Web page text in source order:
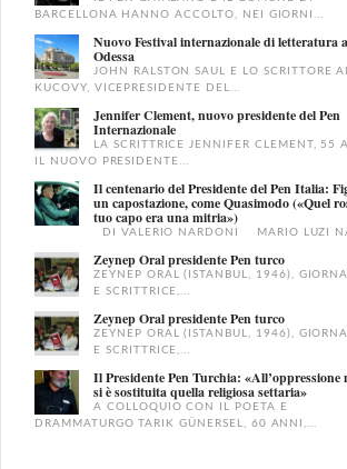
BARCELLONA HANNO ACCOLTO, NEI GIORNI...
Nuovo Festival internazionale di letteratura a
Odessa
JOHN RALSTON SAUL E LO SCRITTORE
KUCOVY, VICEPRESIDENTE DEL...
Jennifer Clement, nuovo presidente del Pen
Internazionale
LA SCRITTRICE JENNIFER CLEMENT, 55
IL NUOVO PRESIDENTE...
Il centenario del Presidente del Pen Italia:
un capostazione, come Quasimodo («Quel
tuo capo era una mitria»)
DI VALERIO NARDONI MARIO LUZI
Zeynep Oral presidente Pen turco
ZEYNEP ORAL (ISTANBUL, 1946),
E SCRITTRICE,...
Zeynep Oral presidente Pen turco
ZEYNEP ORAL (ISTANBUL, 1946),
E SCRITTRICE,...
Il Presidente Pen Turchia: «All’oppressione
si è sostituita quella religiosa settaria»
A COLLOQUIO CON IL POETA E
DRAMMATURGO TARIK GÜNERSEL, 60 ANNI,...